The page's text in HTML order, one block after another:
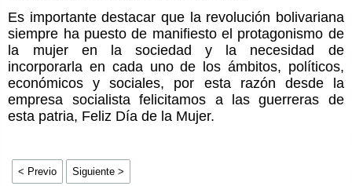
Es importante destacar que la revolución bolivariana
siempre ha puesto de manifiesto el protagonismo de
la mujer en la sociedad y la necesidad de
incorporarla en cada uno de los ámbitos, políticos,
económicos y sociales, por esta razón desde la
empresa socialista felicitamos a las guerreras de
esta patria, Feliz Día de la Mujer.
< Previo Siguiente >